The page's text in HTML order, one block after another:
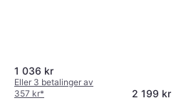
1 036 kr
Eller 3 betalinger av
357 kr* 2 199 kr